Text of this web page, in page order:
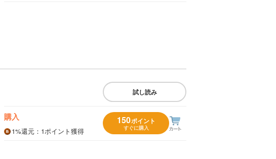
試し読み
購入
1%還元 ：1ポイント獲得
150ポイント
すぐに購入